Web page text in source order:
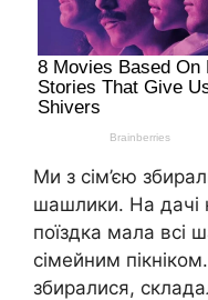
Ми з сім’єю
шашлики. На дачі
поїздка мала всі
сімейним
збиралися,